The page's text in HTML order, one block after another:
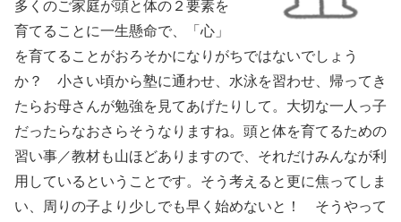
多くのご家庭が頭と体の２要素を
育てることに一生懸命で、「心」
を育てることがおろそかになりがちではないでしょう
か？ 小さい頃から塾に通わせ、水泳を習わせ、帰ってき
たらお母さんが勉強を見てあげたりして。大切な一人っ子
だったらなおさらそうなりますね。頭と体を育てるための
習い事／教材も山ほどありますので、それだけみんなが利
用しているということです。そう考えると更に焦ってしま
い、周りの子より少しでも早く始めないと！ そうやって